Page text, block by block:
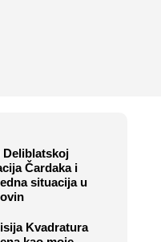
Deliblatskoj
Čardaka i
situacija u
Kvadratura